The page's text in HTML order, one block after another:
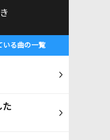
いる曲の一覧
た